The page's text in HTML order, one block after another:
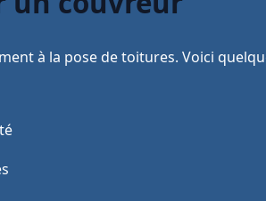
à la pose de toitures. Voici